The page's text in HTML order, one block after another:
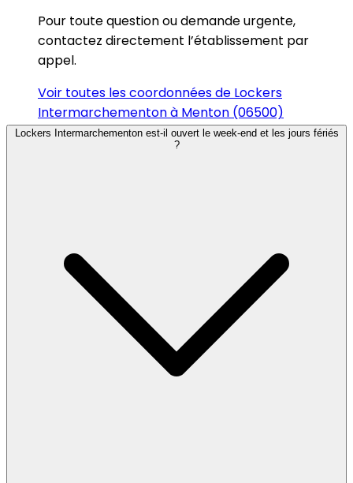
Pour toute question ou demande urgente,
contactez directement l’établissement par
appel.
Voir toutes les coordonnées de Lockers
Intermarchementon à Menton (06500)
Lockers Intermarchementon est-il ouvert le week-end et les jours fériés
?